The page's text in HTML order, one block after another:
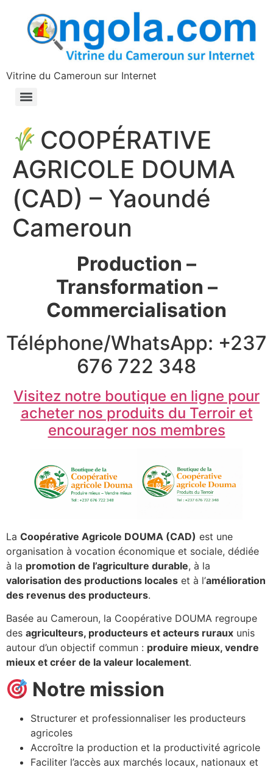
principal
Vitrine du Cameroun sur Internet
COOPÉRATIVE
AGRICOLE DOUMA
(CAD) – Yaoundé
Cameroun
Production –
Transformation –
Commercialisation
Téléphone/WhatsApp: +237
676 722 348
Visitez notre boutique en ligne pour
acheter nos produits du Terroir et
encourager nos membres
La Coopérative Agricole DOUMA (CAD) est une
organisation à vocation économique et sociale, dédiée
à la promotion de l’agriculture durable, à la
valorisation des productions locales et à l’amélioration
des revenus des producteurs.
Basée au Cameroun, la Coopérative DOUMA regroupe
des agriculteurs, producteurs et acteurs ruraux unis
autour d’un objectif commun : produire mieux, vendre
mieux et créer de la valeur localement.
Notre mission
Structurer et professionnaliser les producteurs
agricoles
Accroître la production et la productivité agricole
Faciliter l’accès aux marchés locaux, nationaux et